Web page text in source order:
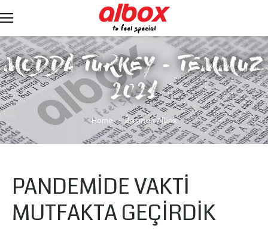
MODDA TURKEY - TEMMUZ
2021
You are here: Home Basında Albox
PANDEMİDE VAKTİ
MUTFAKTA GEÇİRDİK